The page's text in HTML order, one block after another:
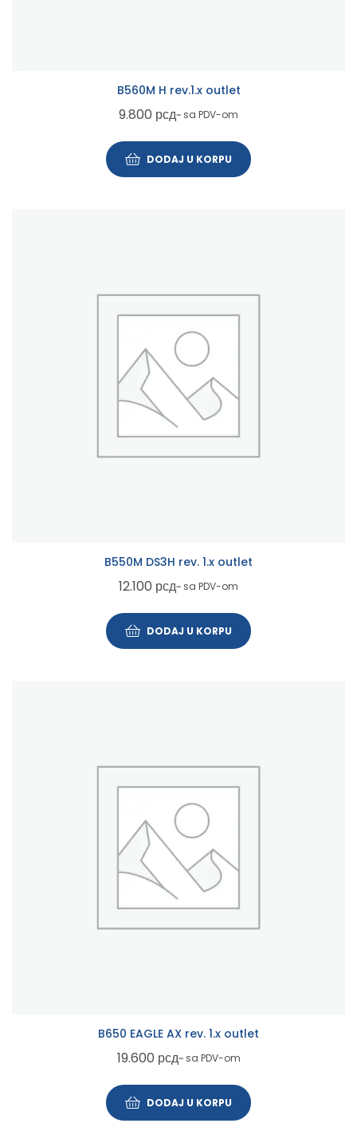
B560M H rev.1.x outlet
9.800 рсд~ sa PDV-om
DODAJ U KORPU
B550M DS3H rev. 1.x outlet
12.100 рсд~ sa PDV-om
DODAJ U KORPU
B650 EAGLE AX rev. 1.x outlet
19.600 рсд~ sa PDV-om
DODAJ U KORPU